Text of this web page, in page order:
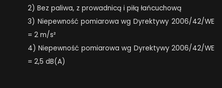
2) Bez paliwa, z prowadnicą i piłą łańcuchową
3) Niepewność pomiarowa wg Dyrektywy 2006/42/WE
= 2 m/s²
4) Niepewność pomiarowa wg Dyrektywy 2006/42/WE
= 2,5 dB(A)